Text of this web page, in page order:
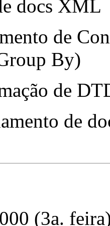
docs XML
de
By)
de
de
(3a.